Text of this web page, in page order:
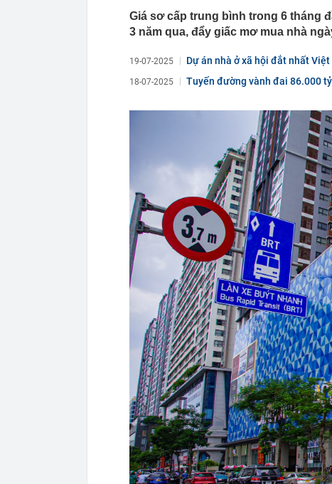
12:16
Việt Nam có 1
Bali, được hàng
12:15
Từng công bố
12:15
Vì sao người
12:14
Doanh nghiệp
rộng nhất Việt
12:13
Hà Nội đồng bộ
12:12
Người phụ nữ 50
món ăn sáng
12:03
Ô tô đỗ qua đêm
12:01
Chốt ngày công
12:00
Nợ có khả
nào nhiều nhất?
11:59
Áp thấp nhiệt
Giá sơ cấp trung bình trong 6 tháng
3 năm qua, đẩy giấc mơ mua nhà
19-07-2025 Dự án nhà ở xã hội đắt nhất
18-07-2025 Tuyến đường vành đai 86.000